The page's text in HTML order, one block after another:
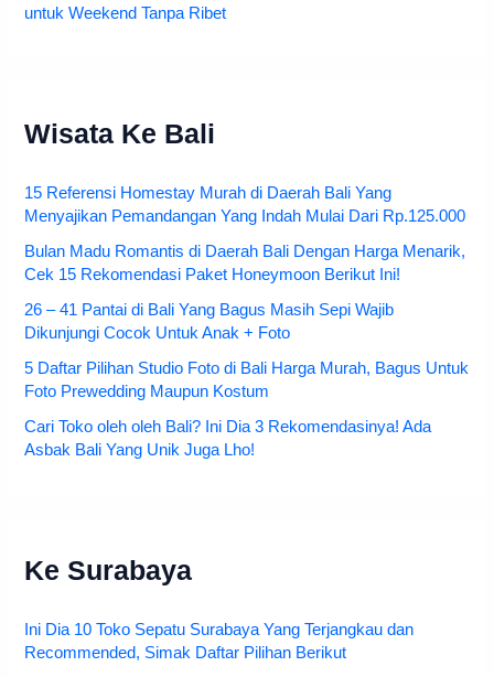
untuk Weekend Tanpa Ribet
Wisata Ke Bali
15 Referensi Homestay Murah di Daerah Bali Yang
Menyajikan Pemandangan Yang Indah Mulai Dari Rp.125.000
Bulan Madu Romantis di Daerah Bali Dengan Harga Menarik,
Cek 15 Rekomendasi Paket Honeymoon Berikut Ini!
26 – 41 Pantai di Bali Yang Bagus Masih Sepi Wajib
Dikunjungi Cocok Untuk Anak + Foto
5 Daftar Pilihan Studio Foto di Bali Harga Murah, Bagus Untuk
Foto Prewedding Maupun Kostum
Cari Toko oleh oleh Bali? Ini Dia 3 Rekomendasinya! Ada
Asbak Bali Yang Unik Juga Lho!
Ke Surabaya
Ini Dia 10 Toko Sepatu Surabaya Yang Terjangkau dan
Recommended, Simak Daftar Pilihan Berikut